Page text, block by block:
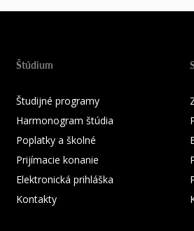
Štúdium
Študijné programy
Harmonogram štúdia
Poplatky a školné
Prijímacie konanie
Elektronická prihláška
Kontakty